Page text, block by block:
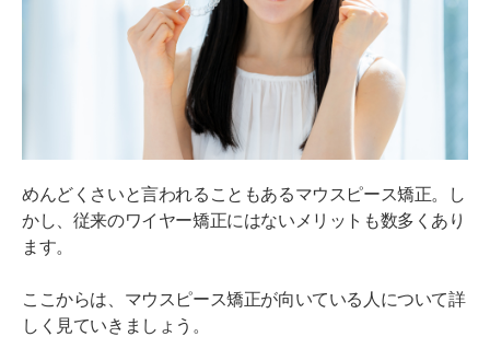
めんどくさいと言われることもあるマウスピース矯正。し
かし、従来のワイヤー矯正にはないメリットも数多くあり
ます。
ここからは、マウスピース矯正が向いている人について詳
しく見ていきましょう。